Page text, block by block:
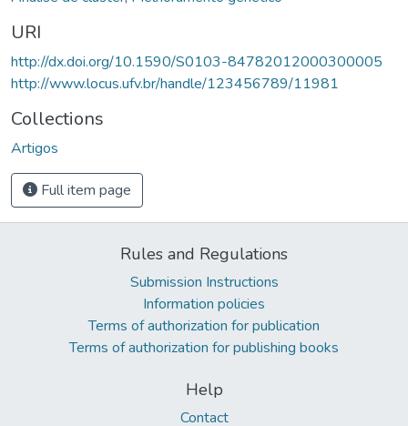
URI
http://dx.doi.org/10.1590/S0103-84782012000300005
http://www.locus.ufv.br/handle/123456789/11981
Collections
Artigos
Full item page
Rules and Regulations
Submission Instructions
Information policies
Terms of authorization for publication
Terms of authorization for publishing books
Help
Contact